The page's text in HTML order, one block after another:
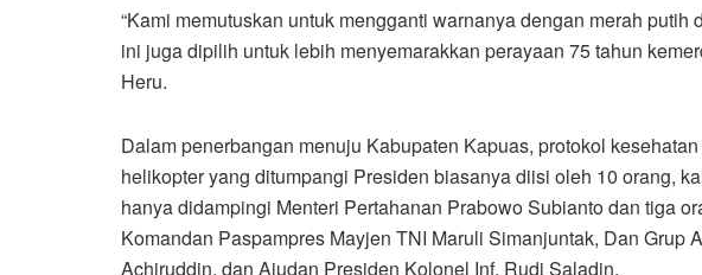
“Kami memutuskan untuk mengganti warnanya dengan merah
ini juga dipilih untuk lebih menyemarakkan perayaan 75 tahun
Heru.
Dalam penerbangan menuju Kabupaten Kapuas, protokol
helikopter yang ditumpangi Presiden biasanya diisi oleh 10 orang,
hanya didampingi Menteri Pertahanan Prabowo Subianto dan tiga
Komandan Paspampres Mayjen TNI Maruli Simanjuntak, Dan Grup
Achiruddin, dan Ajudan Presiden Kolonel Inf. Rudi Saladin.